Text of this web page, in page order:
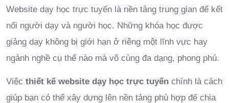
Website dạy học trực tuyến là nền tảng trung gian để kết
nối người dạy và người học. Những khóa học được
giảng dạy không bị giới hạn ở riêng một lĩnh vực hay
ngành nghề cụ thể nào mà vô cùng đa dạng, phong phú.
Việc thiết kế website dạy học trực tuyến chính là cách
giúp bạn có thể xây dựng lên nền tảng phù hợp để chia